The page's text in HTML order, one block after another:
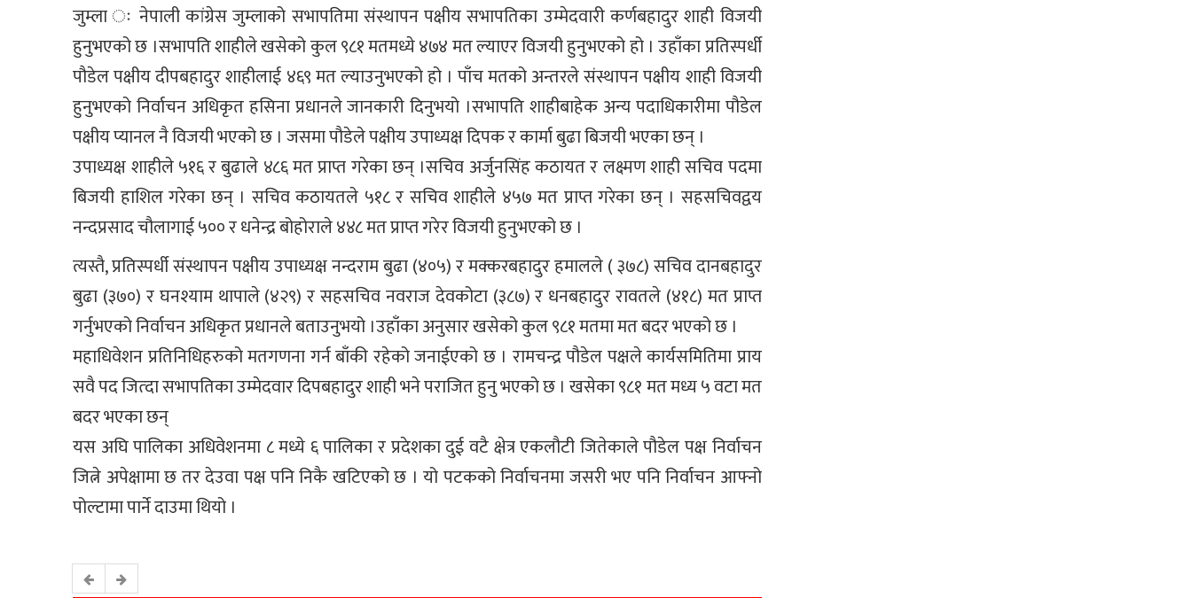
जुम्ला ः नेपाली कांग्रेस जुम्लाको सभापतिमा संस्थापन पक्षीय सभापतिका उम्मेदवारी कर्णबहादुर शाही विजयी
हुनुभएको छ ।सभापति शाहीले खसेको कुल ९८१ मतमध्ये ४७४ मत ल्याएर विजयी हुनुभएको हो । उहाँका प्रतिस्पर्धी
पौडेल पक्षीय दीपबहादुर शाहीलाई ४६९ मत ल्याउनुभएको हो । पाँच मतको अन्तरले संस्थापन पक्षीय शाही विजयी
हुनुभएको निर्वाचन अधिकृत हसिना प्रधानले जानकारी दिनुभयो ।सभापति शाहीबाहेक अन्य पदाधिकारीमा पौडेल
पक्षीय प्यानल नै विजयी भएको छ । जसमा पौडेले पक्षीय उपाध्यक्ष दिपक र कार्मा बुढा बिजयी भएका छन् ।
उपाध्यक्ष शाहीले ५१६ र बुढाले ४८६ मत प्राप्त गरेका छन् ।सचिव अर्जुनसिंह कठायत र लक्ष्मण शाही सचिव पदमा
बिजयी हाशिल गरेका छन् । सचिव कठायतले ५१८ र सचिव शाहीले ४५७ मत प्राप्त गरेका छन् । सहसचिवद्वय
नन्दप्रसाद चौलागाई ५०० र धनेन्द्र बोहोराले ४४८ मत प्राप्त गरेर विजयी हुनुभएको छ ।
त्यस्तै, प्रतिस्पर्धी संस्थापन पक्षीय उपाध्यक्ष नन्दराम बुढा (४०५) र मक्करबहादुर हमालले ( ३७८) सचिव दानबहादुर
बुढा (३७०) र घनश्याम थापाले (४२९) र सहसचिव नवराज देवकोटा (३८७) र धनबहादुर रावतले (४१८) मत प्राप्त
गर्नुभएको निर्वाचन अधिकृत प्रधानले बताउनुभयो ।उहाँका अनुसार खसेको कुल ९८१ मतमा मत बदर भएको छ ।
महाधिवेशन प्रतिनिधिहरुको मतगणना गर्न बाँकी रहेको जनाईएको छ । रामचन्द्र पौडेल पक्षले कार्यसमितिमा प्राय
सवै पद जित्दा सभापतिका उम्मेदवार दिपबहादुर शाही भने पराजित हुनु भएको छ । खसेका ९८१ मत मध्य ५ वटा मत
बदर भएका छन्
यस अघि पालिका अधिवेशनमा ८ मध्ये ६ पालिका र प्रदेशका दुई वटै क्षेत्र एकलौटी जितेकाले पौडेल पक्ष निर्वाचन
जित्ने अपेक्षामा छ तर देउवा पक्ष पनि निकै खटिएको छ । यो पटकको निर्वाचनमा जसरी भए पनि निर्वाचन आफ्नो
पोल्टामा पार्ने दाउमा थियो ।